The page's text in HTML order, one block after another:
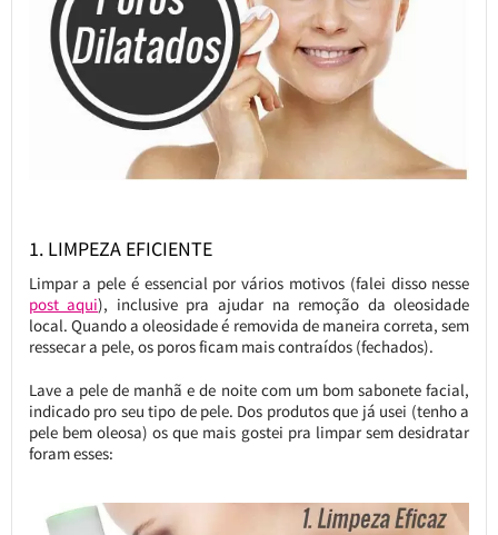
1. LIMPEZA EFICIENTE
Limpar a pele é essencial por vários motivos (falei disso nesse
post aqui), inclusive pra ajudar na remoção da oleosidade
local. Quando a oleosidade é removida de maneira correta, sem
ressecar a pele, os poros ficam mais contraídos (fechados).
Lave a pele de manhã e de noite com um bom sabonete facial,
indicado pro seu tipo de pele. Dos produtos que já usei (tenho a
pele bem oleosa) os que mais gostei pra limpar sem desidratar
foram esses: